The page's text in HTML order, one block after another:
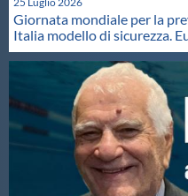
Giornata mondiale per la
Italia modello di sicurezza.